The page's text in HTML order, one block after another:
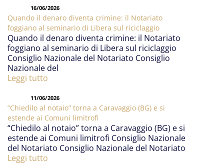
16/06/2026
Quando il denaro diventa crimine: il Notariato
foggiano al seminario di Libera sul riciclaggio
Quando il denaro diventa crimine: il Notariato
foggiano al seminario di Libera sul riciclaggio
Consiglio Nazionale del Notariato Consiglio
Nazionale del
Leggi tutto
11/06/2026
“Chiedilo al notaio” torna a Caravaggio (BG) e si
estende ai Comuni limitrofi
“Chiedilo al notaio” torna a Caravaggio (BG) e si
estende ai Comuni limitrofi Consiglio Nazionale
del Notariato Consiglio Nazionale del Notariato
Leggi tutto